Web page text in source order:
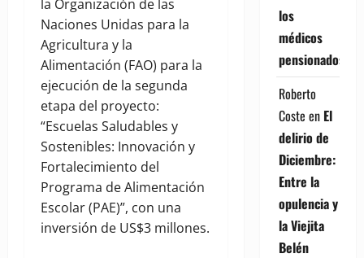
la Organización de las
Naciones Unidas para la
Agricultura y la
Alimentación (FAO) para la
ejecución de la segunda
etapa del proyecto:
“Escuelas Saludables y
Sostenibles: Innovación y
Fortalecimiento del
Programa de Alimentación
Escolar (PAE)”, con una
inversión de US$3 millones.
los
médicos
pensionados
Roberto
Coste en El
delirio de
Diciembre:
Entre la
opulencia y
la Viejita
Belén